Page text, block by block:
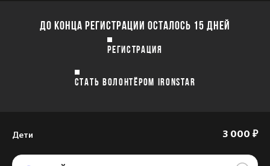
ДО КОНЦА РЕГИСТРАЦИИ ОСТАЛОСЬ 15 ДНЕЙ
РЕГИСТРАЦИЯ
СТАТЬ ВОЛОНТЁРОМ IRONSTAR
Дети 3 000 ₽